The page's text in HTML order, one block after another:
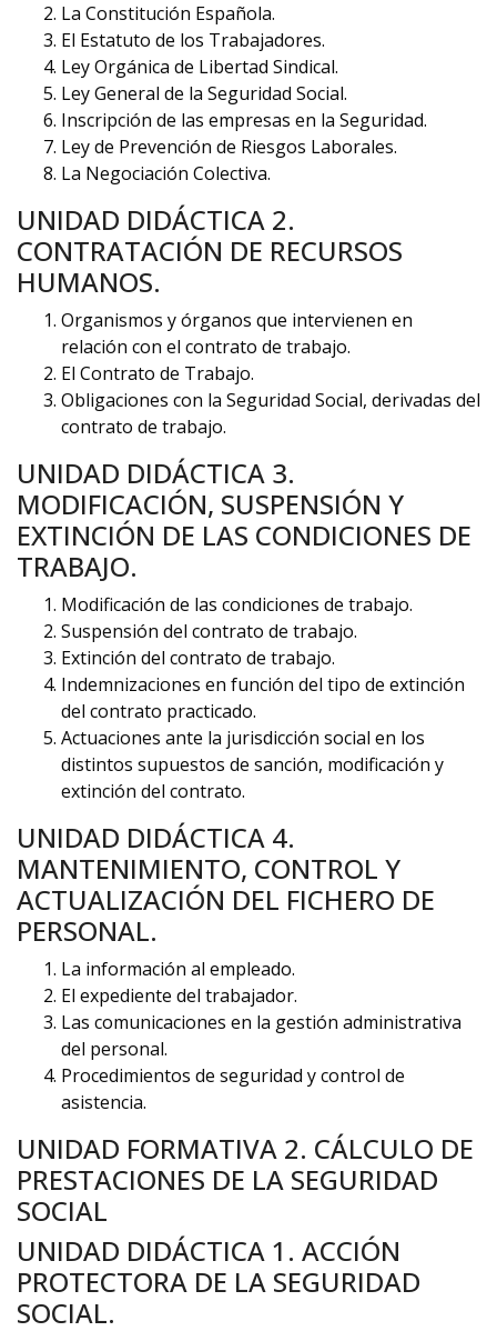
La Constitución Española.
El Estatuto de los Trabajadores.
Ley Orgánica de Libertad Sindical.
Ley General de la Seguridad Social.
Inscripción de las empresas en la Seguridad.
Ley de Prevención de Riesgos Laborales.
La Negociación Colectiva.
UNIDAD DIDÁCTICA 2.
CONTRATACIÓN DE RECURSOS
HUMANOS.
Organismos y órganos que intervienen en
relación con el contrato de trabajo.
El Contrato de Trabajo.
Obligaciones con la Seguridad Social, derivadas del
contrato de trabajo.
UNIDAD DIDÁCTICA 3.
MODIFICACIÓN, SUSPENSIÓN Y
EXTINCIÓN DE LAS CONDICIONES DE
TRABAJO.
Modificación de las condiciones de trabajo.
Suspensión del contrato de trabajo.
Extinción del contrato de trabajo.
Indemnizaciones en función del tipo de extinción
del contrato practicado.
Actuaciones ante la jurisdicción social en los
distintos supuestos de sanción, modificación y
extinción del contrato.
UNIDAD DIDÁCTICA 4.
MANTENIMIENTO, CONTROL Y
ACTUALIZACIÓN DEL FICHERO DE
PERSONAL.
La información al empleado.
El expediente del trabajador.
Las comunicaciones en la gestión administrativa
del personal.
Procedimientos de seguridad y control de
asistencia.
UNIDAD FORMATIVA 2. CÁLCULO DE
PRESTACIONES DE LA SEGURIDAD
SOCIAL
UNIDAD DIDÁCTICA 1. ACCIÓN
PROTECTORA DE LA SEGURIDAD
SOCIAL.